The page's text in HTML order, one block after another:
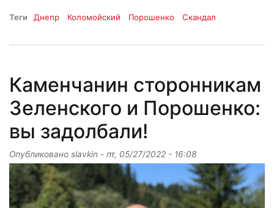
Теги Днепр Коломойский Порошенко Скандал
Каменчанин сторонникам
Зеленского и Порошенко:
вы задолбали!
Опубликовано slavkin - пт, 05/27/2022 - 16:08